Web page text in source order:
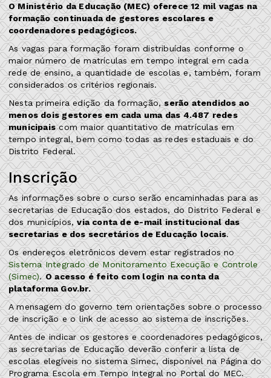
O Ministério da Educação (MEC) oferece 12 mil vagas na
formação continuada de gestores escolares e
coordenadores pedagógicos.
As vagas para formação foram distribuídas conforme o
maior número de matrículas em tempo integral em cada
rede de ensino, a quantidade de escolas e, também, foram
considerados os critérios regionais.
Nesta primeira edição da formação,serão atendidos ao
menos dois gestores em cada uma das 4.487 redes
municipaiscom maior quantitativo de matrículas em
tempo integral, bem como todas as redes estaduais e do
Distrito Federal.
Inscrição
As informações sobre o curso serão encaminhadas para as
secretarias de Educação dos estados, do Distrito Federal e
dos municípios,via conta de e-mail institucional das
secretarias e dos secretários de Educação locais.
Os endereços eletrônicos devem estar registrados no
Sistema Integrado de Monitoramento Execução e Controle
(Simec).O acesso é feito com login na conta da
plataforma Gov.br.
A mensagem do governo tem orientações sobre o processo
de inscrição e o link de acesso ao sistema de inscrições.
Antes de indicar os gestores e coordenadores pedagógicos,
as secretarias de Educação deverão conferir a lista de
escolas elegíveis no sistema Simec, disponível na Página do
Programa Escola em Tempo Integral no Portal do MEC.